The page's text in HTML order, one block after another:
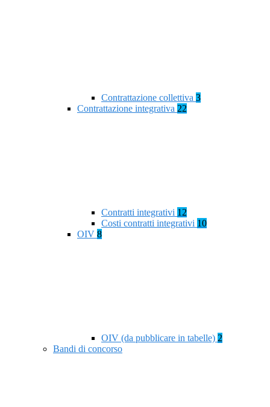
Contrattazione collettiva 3
Contrattazione integrativa 22
Contratti integrativi 12
Costi contratti integrativi 10
OIV 8
OIV (da pubblicare in tabelle) 2
Bandi di concorso